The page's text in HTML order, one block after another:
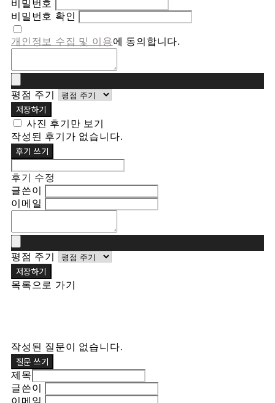
비밀번호
비밀번호 확인
개인정보 수집 및 이용에 동의합니다.
평점 주기
저장하기
사진 후기만 보기
작성된 후기가 없습니다.
후기 쓰기
후기 수정
글쓴이
이메일
평점 주기
저장하기
목록으로 가기
작성된 질문이 없습니다.
질문 쓰기
제목
글쓴이
이메일